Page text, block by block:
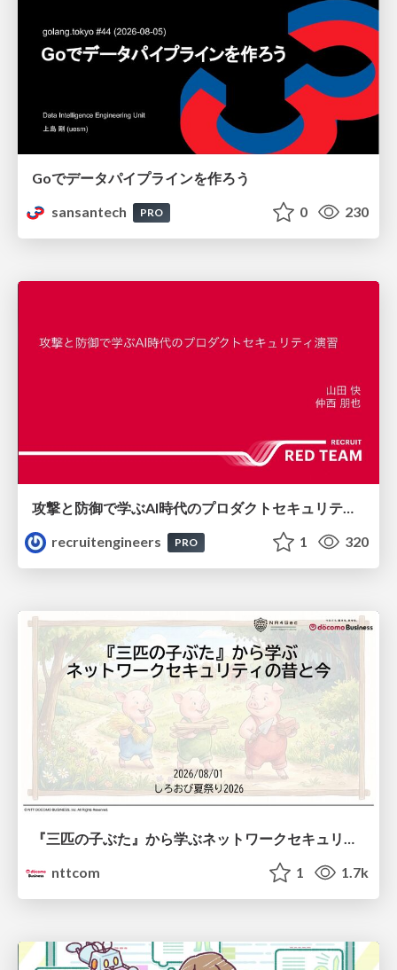
Goでデータパイプラインを作ろう
sansantech
PRO 0 230
攻撃と防御で学ぶAI時代のプロダクトセキュリティ演習
recruitengineers
PRO 1 320
nttcom
1 1.7k